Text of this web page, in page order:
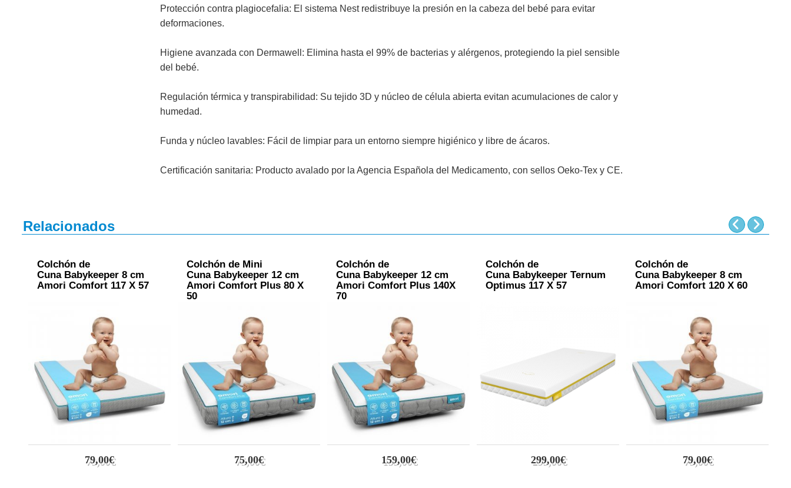
Protección contra plagiocefalia: El sistema Nest redistribuye la presión en la cabeza del bebé para evitar
deformaciones.
Higiene avanzada con Dermawell: Elimina hasta el 99% de bacterias y alérgenos, protegiendo la piel sensible
del bebé.
Regulación térmica y transpirabilidad: Su tejido 3D y núcleo de célula abierta evitan acumulaciones de calor y
humedad.
Funda y núcleo lavables: Fácil de limpiar para un entorno siempre higiénico y libre de ácaros.
Certificación sanitaria: Producto avalado por la Agencia Española del Medicamento, con sellos Oeko-Tex y CE.
Relacionados
Colchón de
Cuna Babykeeper 8 cm
Amori Comfort 117 X 57
79,00€
Colchón de Mini
Cuna Babykeeper 12 cm
Amori Comfort Plus 80 X
50
75,00€
Colchón de
Cuna Babykeeper 12 cm
Amori Comfort Plus 140X
70
159,00€
Colchón de
Cuna Babykeeper Ternum
Optimus 117 X 57
299,00€
Colchón de
Cuna Babykeeper 8 cm
Amori Comfort 120 X 60
79,00€